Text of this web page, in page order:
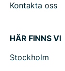
Kontakta oss
HÄR FINNS VI
Stockholm